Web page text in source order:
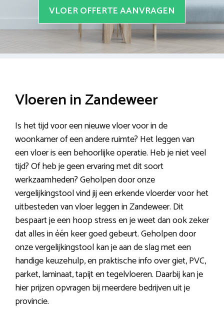
VLOER OFFERTE AANVRAGEN
Vloeren in Zandeweer
Is het tijd voor een nieuwe vloer voor in de
woonkamer of een andere ruimte? Het leggen van
een vloer is een behoorlijke operatie. Heb je niet veel
tijd? Of heb je geen ervaring met dit soort
werkzaamheden? Geholpen door onze
vergelijkingstool vind jij een erkende vloerder voor het
uitbesteden van vloer leggen in Zandeweer. Dit
bespaart je een hoop stress en je weet dan ook zeker
dat alles in één keer goed gebeurt. Geholpen door
onze vergelijkingstool kan je aan de slag met een
handige keuzehulp, en praktische info over giet, PVC,
parket, laminaat, tapijt en tegelvloeren. Daarbij kan je
hier prijzen opvragen bij meerdere bedrijven uit je
provincie.